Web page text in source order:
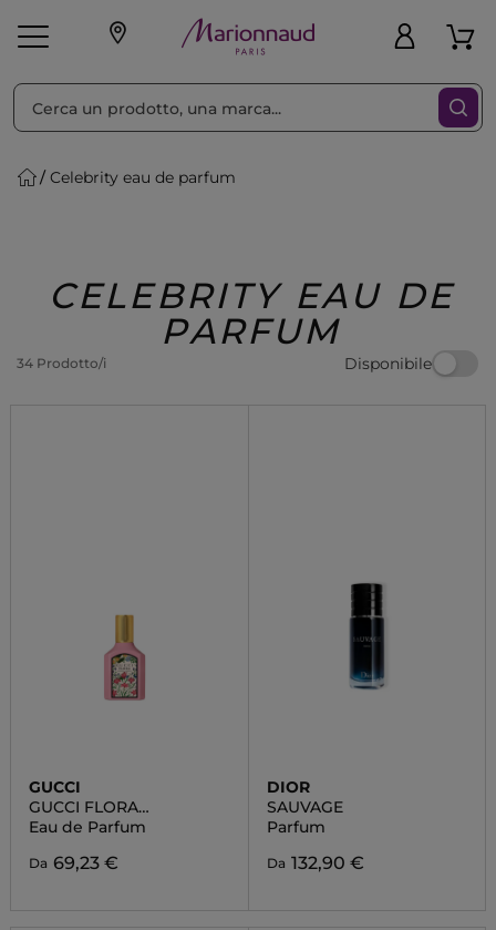
Make-up Profumi
Regalo
Celebrity eau de parfum
CELEBRITY EAU DE
PARFUM
34 Prodotto/i Disponibile
Ordina per Filtra
GUCCI
GUCCI FLORA
GORGEOUS GARDENIA
Eau de Parfum
Da 69,23 €
DIOR
SAUVAGE
Parfum
Da 132,90 €